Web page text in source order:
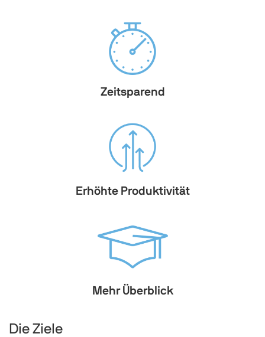
Zeitsparend
Erhöhte Produktivität
Mehr Überblick
Die Ziele